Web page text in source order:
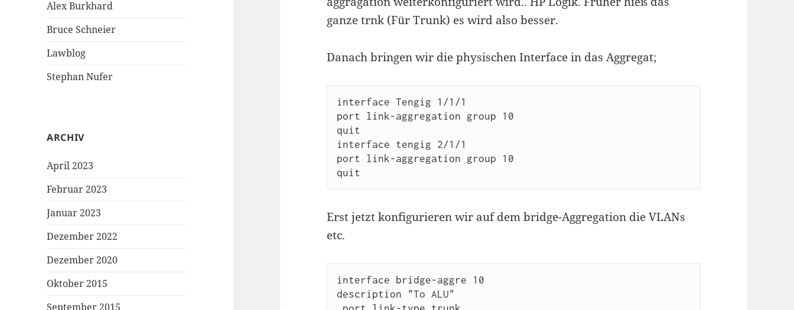
Alex Burkhard
Bruce Schneier
Lawblog
Stephan Nufer
ARCHIV
April 2023
Februar 2023
Januar 2023
Dezember 2022
Dezember 2020
Oktober 2015
September 2015
ganze trnk (Für Trunk) es wird also besser.
Danach bringen wir die physischen Interface in das Aggregat;
interface Tengig 1/1/1
port link-aggregation group 10
quit
interface tengig 2/1/1
port link-aggregation group 10
Erst jetzt konfigurieren wir auf dem bridge-Aggregation die VLANs
etc.
interface bridge-aggre 10
description "To ALU"